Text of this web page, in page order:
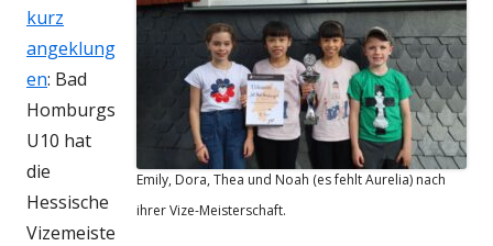
Emily, Dora, Thea und Noah (es fehlt Aurelia) nach
ihrer Vize-Meisterschaft.
kurz
angeklung
en: Bad
Homburgs
U10 hat
die
Hessische
Vizemeiste